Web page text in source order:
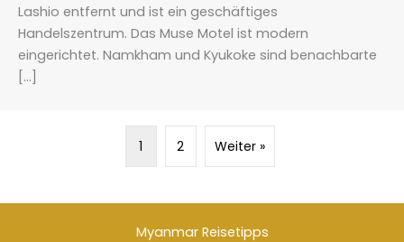
Lashio entfernt und ist ein geschäftiges
Handelszentrum. Das Muse Motel ist modern
eingerichtet. Namkham und Kyukoke sind benachbarte
[…]
1 2 Weiter »
Myanmar Reisetipps